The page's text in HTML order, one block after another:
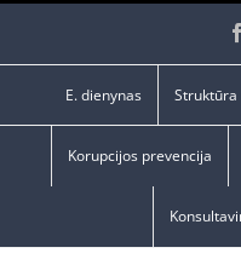
E. dienynas
Korupcijos prevencija